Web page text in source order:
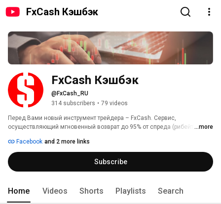
FxCash Кэшбэк
FxCash Кэшбэк
@FxCash_RU
314 subscribers • 79 videos
Перед Вами новый инструмент трейдера – FxCash. Сервис,
осуществляющий мгновенный возврат до 95% от спреда (рибейт)
именами.
...more
Facebook and 2 more links
Subscribe
Home Videos Shorts Playlists Search